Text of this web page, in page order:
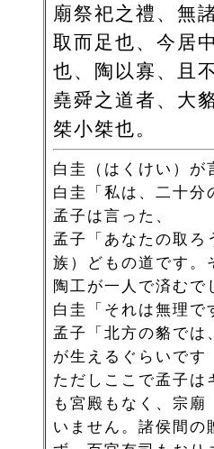
廟祭祀之禮、無
取而足也、今居
也、陶以寡、且
堯舜之道者、大
桀小桀也。
白圭（はくけい）が
白圭「私は、二十分
孟子は言った、
孟子「あなたの取ろ
族）どもの道です。
陶工が一人で済むで
白圭「それは無理で
孟子「北方の貉では
が生えるぐらいです
ただしここで孟子は
も宮殿もなく、宗
いません。諸侯間の